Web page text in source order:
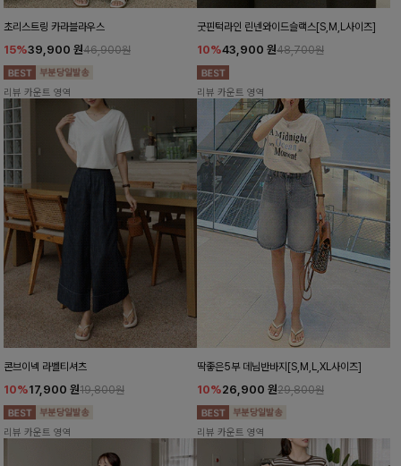
초리스트링 카라블라우스
15%39,900 원46,900원
리뷰 카운트 영역
굿핀턱라인 린넨와이드슬랙스[S,M,L사이즈]
10%43,900 원48,700원
리뷰 카운트 영역
콘브이넥 라벨티셔츠
10%17,900 원19,800원
리뷰 카운트 영역
딱좋은5부 데님반바지[S,M,L,XL사이즈]
10%26,900 원29,800원
리뷰 카운트 영역